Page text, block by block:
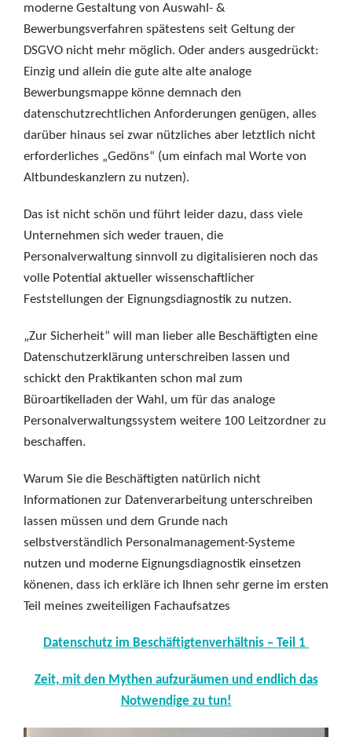
moderne Gestaltung von Auswahl- &
Bewerbungsverfahren spätestens seit Geltung der
DSGVO nicht mehr möglich. Oder anders ausgedrückt:
Einzig und allein die gute alte alte analoge
Bewerbungsmappe könne demnach den
datenschutzrechtlichen Anforderungen genügen, alles
darüber hinaus sei zwar nützliches aber letztlich nicht
erforderliches „Gedöns“ (um einfach mal Worte von
Altbundeskanzlern zu nutzen).
Das ist nicht schön und führt leider dazu, dass viele
Unternehmen sich weder trauen, die
Personalverwaltung sinnvoll zu digitalisieren noch das
volle Potential aktueller wissenschaftlicher
Feststellungen der Eignungsdiagnostik zu nutzen.
„Zur Sicherheit“ will man lieber alle Beschäftigten eine
Datenschutzerklärung unterschreiben lassen und
schickt den Praktikanten schon mal zum
Büroartikelladen der Wahl, um für das analoge
Personalverwaltungssystem weitere 100 Leitzordner zu
beschaffen.
Warum Sie die Beschäftigten natürlich nicht
Informationen zur Datenverarbeitung unterschreiben
lassen müssen und dem Grunde nach
selbstverständlich Personalmanagement-Systeme
nutzen und moderne Eignungsdiagnostik einsetzen
könenen, dass ich erkläre ich Ihnen sehr gerne im ersten
Teil meines zweiteiligen Fachaufsatzes
Datenschutz im Beschäftigtenverhältnis – Teil 1
Zeit, mit den Mythen aufzuräumen und endlich das
Notwendige zu tun!